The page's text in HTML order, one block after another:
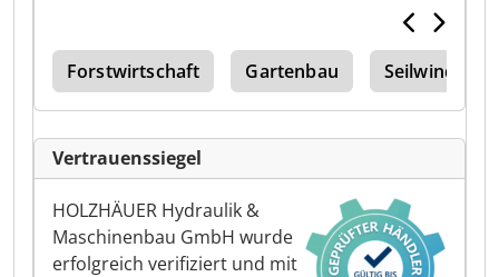
Forstwirtschaft Gartenbau Seilwinde
Vertrauenssiegel
HOLZHÄUER Hydraulik &
Maschinenbau GmbH wurde
erfolgreich verifiziert und mit